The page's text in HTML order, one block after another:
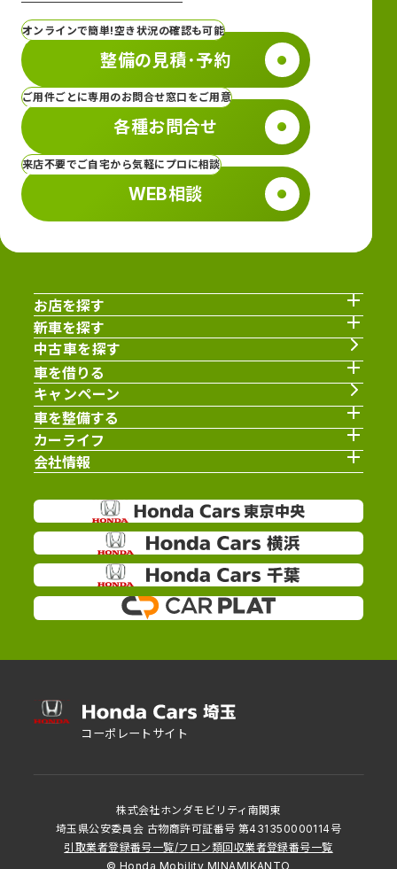
オンラインで簡単!空き状況の確認も可能
整備の見積･予約
ご用件ごとに専用のお問合せ窓口をご用意
各種お問合せ
来店不要でご自宅から気軽にプロに相談
WEB相談
お店を探す
新車を探す
中古車を探す
車を借りる
キャンペーン
車を整備する
カーライフ
会社情報
コーポレートサイト
株式会社ホンダモビリティ南関東
埼玉県公安委員会 古物商許可証番号 第431350000114号
引取業者登録番号一覧/フロン類回収業者登録番号一覧
© Honda Mobility MINAMIKANTO